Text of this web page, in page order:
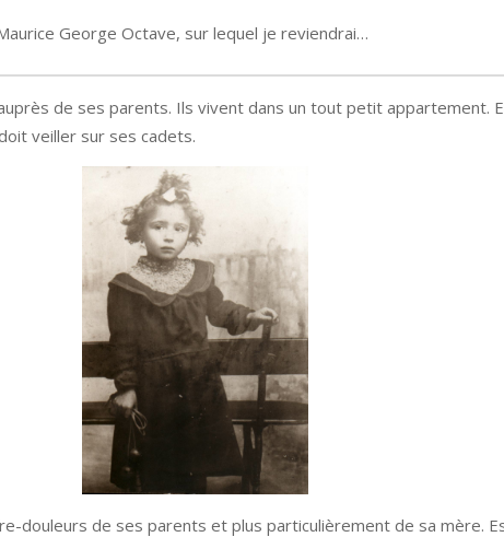
George Octave, sur lequel je reviendrai…
de ses parents. Ils vivent dans un tout petit appartement.
veiller sur ses cadets.
douleurs de ses parents et plus particulièrement de sa mère.